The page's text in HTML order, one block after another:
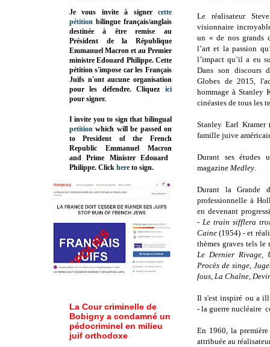
Le réalisateur
visionnaire
un « de nos grands
l’art et la passion
l’impact qu’il a eu
Dans son discours
Globes de 2015,
hommage à Stanley
cinéastes de tous les
Stanley Earl Kramer
famille juive
Durant ses études
magazine Medley.
Durant la Grande
professionnelle à
en devenant
- Le train sifflera
Caine (1954) - et
thèmes graves tels le
Le Dernier Rivage,
Procès de singe,
fous, La Chaîne,
Il s'est inspiré ou a
- la guerre nucléaire
En 1960, la
attribuée au
Je vous invite à signer cette
pétition bilingue français/anglais
destinée à être remise au
Président de la République
Emmanuel Macron et au Premier
ministre Edouard Philippe. Cette
pétition s'impose car les Français
Juifs n'ont aucune organisation
pour les défendre. Cliquez
ici
pour signer.
I invite you to sign that bilingual
petition which will be passed on
to President of the French
Republic Emmanuel Macron
and Prime MinisterEdouard
Philippe. Click here to sign.
La Cour criminelle de
Bobigny a condamné un
pédocriminel en milieu
juif orthodoxe